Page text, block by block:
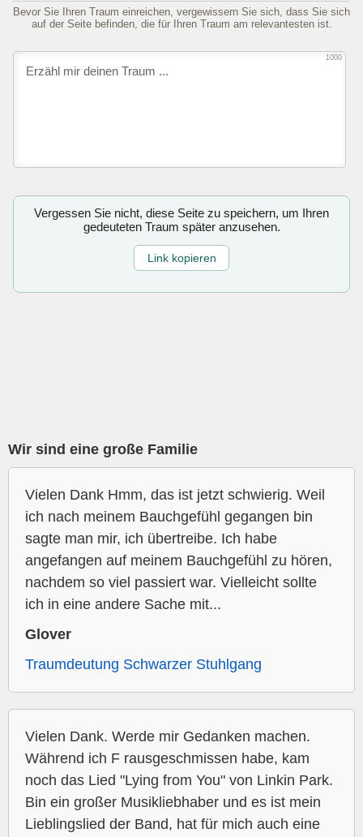
Bevor Sie Ihren Traum einreichen, vergewissern Sie sich, dass Sie sich
auf der Seite befinden, die für Ihren Traum am relevantesten ist.
1000
Vergessen Sie nicht, diese Seite zu speichern, um Ihren
gedeuteten Traum später anzusehen.
Link kopieren
Wir sind eine große Familie
Vielen Dank Hmm, das ist jetzt schwierig. Weil
ich nach meinem Bauchgefühl gegangen bin
sagte man mir, ich übertreibe. Ich habe
angefangen auf meinem Bauchgefühl zu hören,
nachdem so viel passiert war. Vielleicht sollte
ich in eine andere Sache mit...
Glover
Traumdeutung Schwarzer Stuhlgang
Vielen Dank. Werde mir Gedanken machen.
Während ich F rausgeschmissen habe, kam
noch das Lied "Lying from You" von Linkin Park.
Bin ein großer Musikliebhaber und es ist mein
Lieblingslied der Band, hat für mich auch eine